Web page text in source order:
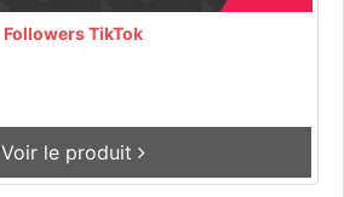
Followers TikTok
Voir le produit